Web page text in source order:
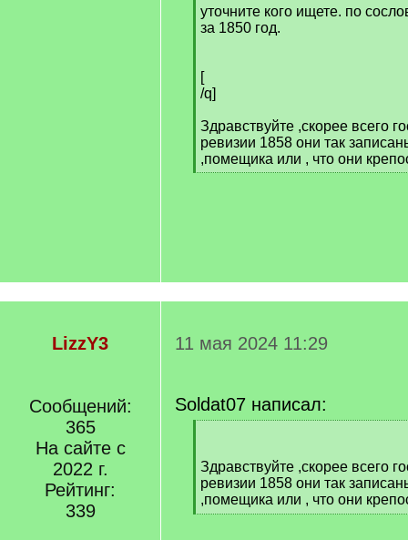
]
уточните кого ищете. по
за 1850 год.
[
/q]
Здравствуйте ,скорее всего
ревизии 1858 они так
,помещика или , что они
LizzY3
Сообщений:
365
На сайте с
2022 г.
Рейтинг:
339
11 мая 2024 11:29
Soldat07 написал:
]
Здравствуйте ,скорее всего
ревизии 1858 они так
,помещика или , что они
[